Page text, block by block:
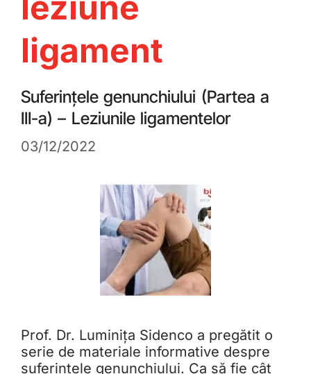
ligament
Suferințele genunchiului (Partea a
III-a) – Leziunile ligamentelor
03/12/2022
Prof. Dr. Luminița Sidenco a pregătit o
serie de materiale informative despre
suferințele genunchiului. Ca să fie cât